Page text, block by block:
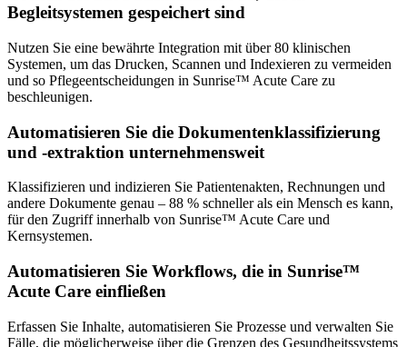
Begleitsystemen gespeichert sind
Nutzen Sie eine bewährte Integration mit über 80 klinischen
Systemen, um das Drucken, Scannen und Indexieren zu vermeiden
und so Pflegeentscheidungen in Sunrise™ Acute Care zu
beschleunigen.
Automatisieren Sie die Dokumentenklassifizierung
und -extraktion unternehmensweit
Klassifizieren und indizieren Sie Patientenakten, Rechnungen und
andere Dokumente genau – 88 % schneller als ein Mensch es kann,
für den Zugriff innerhalb von Sunrise™ Acute Care und
Kernsystemen.
Automatisieren Sie Workflows, die in Sunrise™
Acute Care einfließen
Erfassen Sie Inhalte, automatisieren Sie Prozesse und verwalten Sie
Fälle, die möglicherweise über die Grenzen des Gesundheitssystems